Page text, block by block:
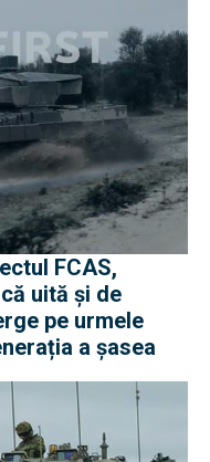
FCAS,
uită și de
pe urmele
a șasea